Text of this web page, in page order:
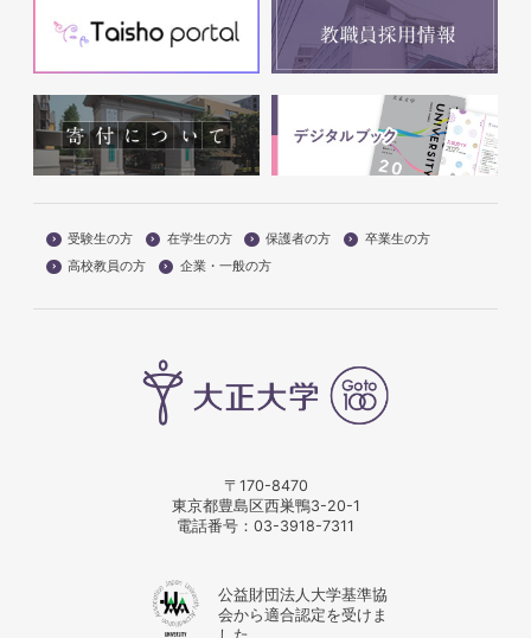
受験生の方 在学生の方 保護者の方
卒業生の方
高校教員の方
企業・一般の方
〒170-8470
東京都豊島区西巣鴨3-20-1
電話番号： 03-3918-7311
公益財団法人大学基準協
会から適合認定を受けま